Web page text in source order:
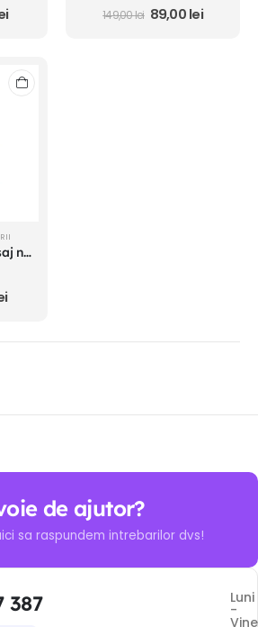
out of 5
149,00lei 89,00lei
Placa din metal afisaj numar telefon mobil TRANYOO
de ajutor?
sa raspundem intrebarilor dvs!
387 Luni
-